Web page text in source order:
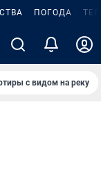
ПОГОДА
с видом на реку